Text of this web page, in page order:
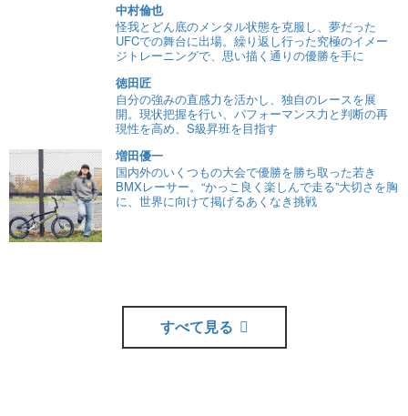
中村倫也
怪我とどん底のメンタル状態を克服し、夢だった
UFCでの舞台に出場。繰り返し行った究極のイメー
ジトレーニングで、思い描く通りの優勝を手に
徳田匠
自分の強みの直感力を活かし、独自のレースを展
開。現状把握を行い、パフォーマンス力と判断の再
現性を高め、S級昇班を目指す
増田優一
国内外のいくつもの大会で優勝を勝ち取った若き
BMXレーサー。“かっこ良く楽しんで走る”大切さを胸
に、世界に向けて掲げるあくなき挑戦
すべて見る